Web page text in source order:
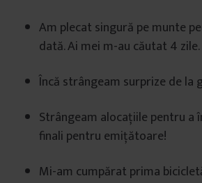
Am plecat singură pe munte
dată. Ai mei m-au căutat 4 zile.
Încă strângeam surprize de la
Strângeam alocațiile pentru a
finali pentru emițătoare!
Mi-am cumpărat prima